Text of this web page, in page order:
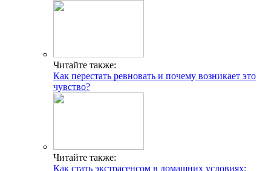
Читайте также:
Как перестать ревновать и почему возникает это
чувство?
Читайте также:
Как стать экстрасенсом в домашних условиях: